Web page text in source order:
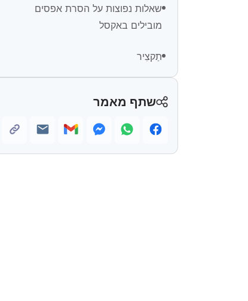
שאלות נפוצות על הסרת אפסים
מובילים באקסל
תַקצִיר
שתף מאמר